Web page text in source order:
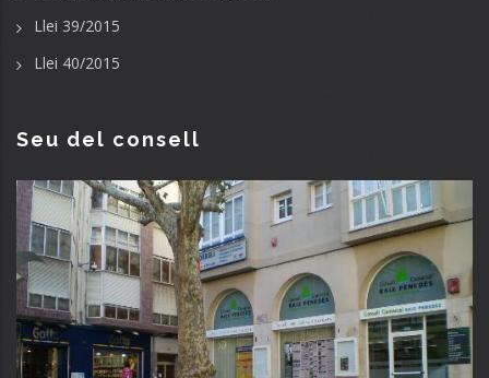
Llei 39/2015
Llei 40/2015
Seu del consell